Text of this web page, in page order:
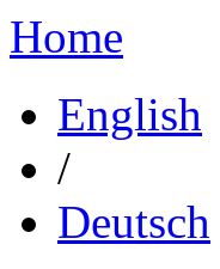
Home
English
/
Deutsch